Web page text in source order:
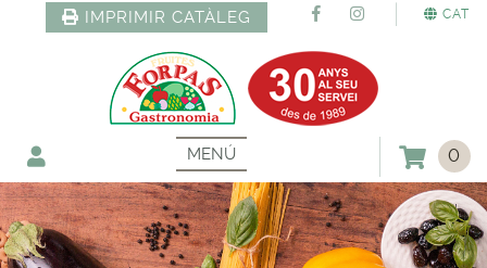
CAT
IMPRIMIR CATÀLEG
MENÚ 0